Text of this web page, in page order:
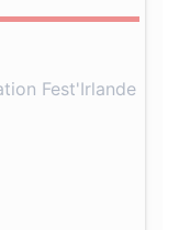
Fest'Irlande